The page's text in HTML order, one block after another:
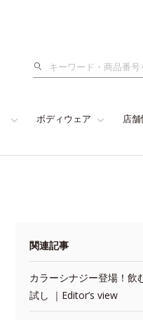
検
ボディウェア 店
関連記事
カラーシナジー登場！飲
試し ｜Editor’s view